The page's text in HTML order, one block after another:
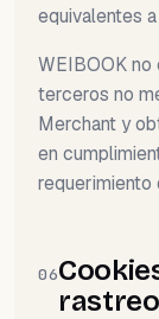
equivalentes
WEIBOOK
terceros no
Merchant y
en
06
rastreo